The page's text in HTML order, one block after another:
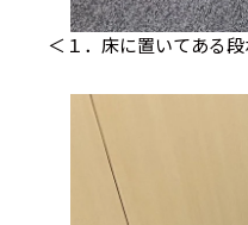
＜１．床に置いてある